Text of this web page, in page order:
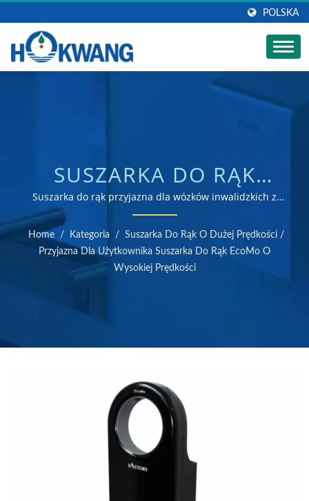
POLSKA
SUSZARKA DO RĄK
ECOMO O WYSOKIEJ
PRĘDKOŚCI |
PRODUCENT
DOZOWNIKÓW MYDŁA
ZE STALI NIERDZEWNEJ
| HOKWANG
Suszarka do rąk przyjazna dla wózków inwalidzkich z
super filtrem HEPA i opatentowaną ceramiczną
podkładką / producent suszarek do rąk i dozowników
mydła z certyfikatem ISO 9001 i 14001
Home / Kategoria / Suszarka Do Rąk O Dużej Prędkości /
Przyjazna Dla Użytkownika Suszarka Do Rąk EcoMo O
Wysokiej Prędkości